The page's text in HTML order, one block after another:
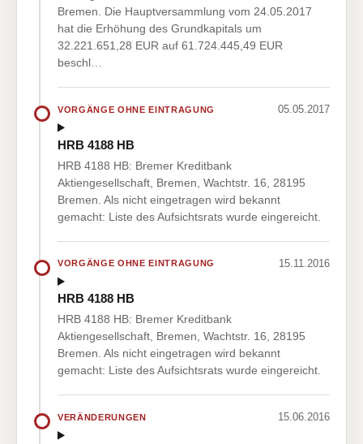
Bremen. Die Hauptversammlung vom 24.05.2017
hat die Erhöhung des Grundkapitals um
32.221.651,28 EUR auf 61.724.445,49 EUR
beschl…
VORGÄNGE OHNE EINTRAGUNG 05.05.2017
HRB 4188 HB
HRB 4188 HB: Bremer Kreditbank
Aktiengesellschaft, Bremen, Wachtstr. 16, 28195
Bremen. Als nicht eingetragen wird bekannt
gemacht: Liste des Aufsichtsrats wurde eingereicht.
VORGÄNGE OHNE EINTRAGUNG 15.11.2016
HRB 4188 HB
HRB 4188 HB: Bremer Kreditbank
Aktiengesellschaft, Bremen, Wachtstr. 16, 28195
Bremen. Als nicht eingetragen wird bekannt
gemacht: Liste des Aufsichtsrats wurde eingereicht.
VERÄNDERUNGEN 15.06.2016